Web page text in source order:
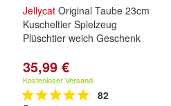
Jellycat Original Taube 23cm
Kuscheltier Spielzeug
Plüschtier weich Geschenk
35,99 €
Kostenloser Versand
82